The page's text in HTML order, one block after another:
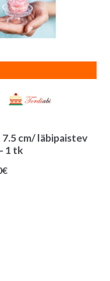
cm/ läbipaistev
1 tk
€Praegune